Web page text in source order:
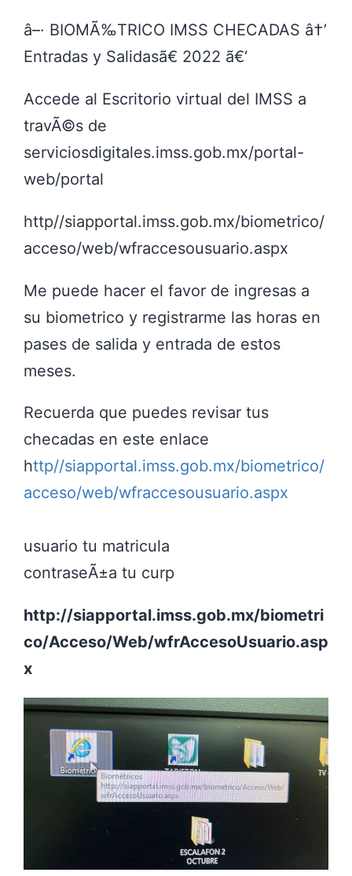
â–· BIOMÃ‰TRICO IMSS CHECADAS â†’
Entradas y Salidasã€ 2022 ã€‘
Accede al Escritorio virtual del IMSS a
travÃ©s de
serviciosdigitales.imss.gob.mx/portal-
web/portal
http//siapportal.imss.gob.mx/biometrico/
acceso/web/wfraccesousuario.aspx
Me puede hacer el favor de ingresas a
su biometrico y registrarme las horas en
pases de salida y entrada de estos
meses.
Recuerda que puedes revisar tus
checadas en este enlace
http//siapportal.imss.gob.mx/biometrico/
acceso/web/wfraccesousuario.aspx
usuario tu matricula
contraseÃ±a tu curp
http://siapportal.imss.gob.mx/biometri
co/Acceso/Web/wfrAccesoUsuario.asp
x